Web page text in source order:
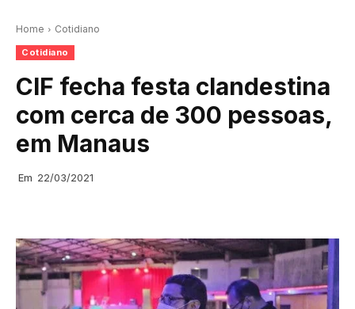
Home Cotidiano
Cotidiano
CIF fecha festa clandestina
com cerca de 300 pessoas,
em Manaus
Em 22/03/2021